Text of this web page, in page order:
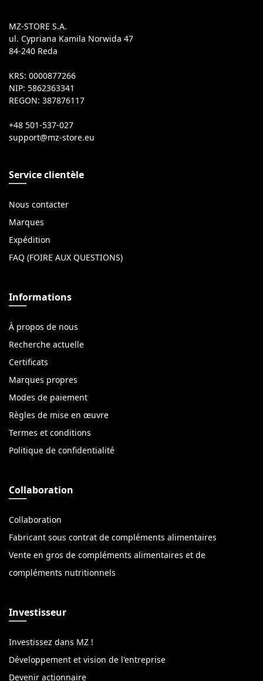
MZ-STORE S.A.
ul. Cypriana Kamila Norwida 47
84-240 Reda
KRS: 0000877266
NIP: 5862363341
REGON: 387876117
+48 501-537-027
Service clientèle
Nous contacter
Marques
Expédition
FAQ (FOIRE AUX QUESTIONS)
Informations
À propos de nous
Recherche actuelle
Certificats
Marques propres
Modes de paiement
Règles de mise en œuvre
Termes et conditions
Politique de confidentialité
Collaboration
Collaboration
Fabricant sous contrat de compléments alimentaires
Vente en gros de compléments alimentaires et de
compléments nutritionnels
Investisseur
Investissez dans MZ !
Développement et vision de l'entreprise
Devenir actionnaire